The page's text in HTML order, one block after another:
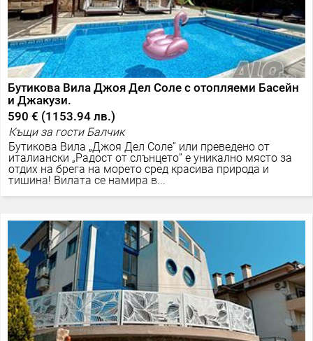
Бутикова Вила Джоя Дел Соле с отопляеми Басейн
и Джакузи.
590 € (1153.94 лв.)
Къщи за гости Балчик
Бутикова Вила „Джоя Дел Соле” или преведено от
италиански „Радост от слънцето” е уникално място за
отдих на брега на морето сред красива природа и
тишина! Вилата се намира в...